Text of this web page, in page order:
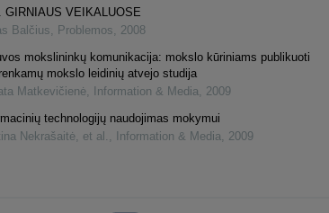
GIRNIAUS VEIKALUOSE
Balčius, Problemos, 2008
mokslininkų komunikacija: mokslo kūriniams publikuoti
mokslo leidinių atvejo studija
Matkevičienė, Information & Media, 2009
technologijų naudojimas mokymui
Nekrašaitė, et al. , Information & Media, 2009